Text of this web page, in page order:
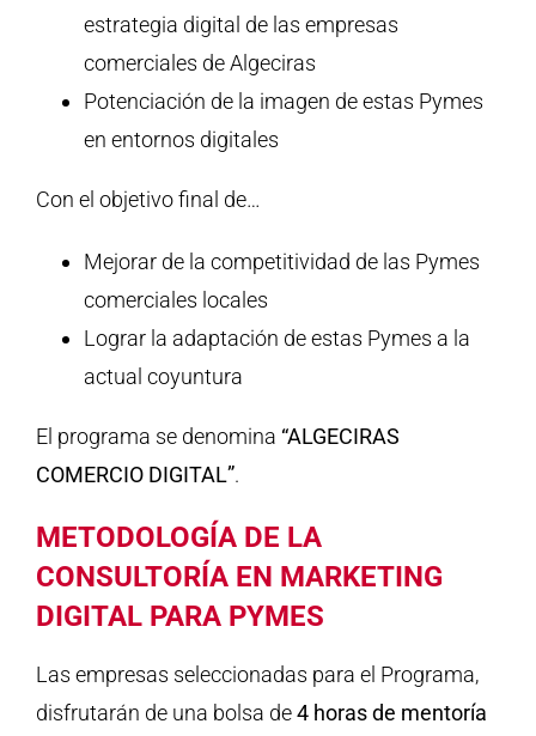
estrategia digital de las empresas
comerciales de Algeciras
Potenciación de la imagen de estas Pymes
en entornos digitales
Con el objetivo final de…
Mejorar de la competitividad de las Pymes
comerciales locales
Lograr la adaptación de estas Pymes a la
actual coyuntura
El programa se denomina “ALGECIRAS
COMERCIO DIGITAL”.
METODOLOGÍA DE LA
CONSULTORÍA EN MARKETING
DIGITAL PARA PYMES
Las empresas seleccionadas para el Programa,
disfrutarán de una bolsa de4 horas de mentoría